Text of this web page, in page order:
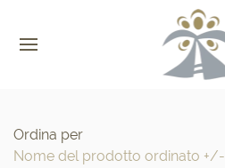
Ordina per
Nome del prodotto ordinato +/-